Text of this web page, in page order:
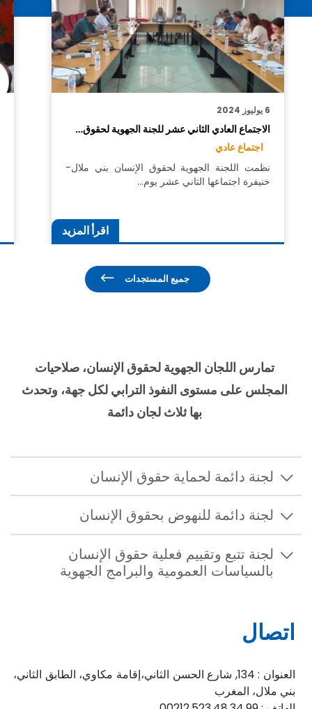
6 يوليوز 2024
الاجتماع العادي الثاني عشر للجنة الجهوية لحقوق…
اجتماع عادي
نظمت اللجنة الجهوية لحقوق الإنسان بني ملال-
خنيفرة اجتماعها الثاني عشر يوم…
اقرأ المزيد
جميع المستجدات
تمارس اللجان الجهوية لحقوق الإنسان، صلاحيات
المجلس على مستوى النفوذ الترابي لكل جهة، وتحدث
بها ثلاث لجان دائمة
لجنة دائمة لحماية حقوق الإنسان
لجنة دائمة للنهوض بحقوق الإنسان
لجنة تتبع وتقييم فعلية حقوق الإنسان
بالسياسات العمومية والبرامج الجهوية
اتصال
العنوان : 134, شارع الحسن الثاني،إقامة مكاوي، الطابق الثاني،
بني ملال، المغرب